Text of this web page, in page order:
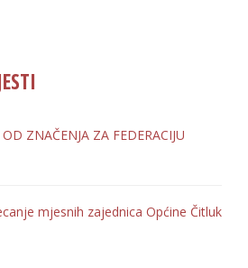
ZNAČENJA ZA FEDERACIJU
mjesnih zajednica Općine Čitluk